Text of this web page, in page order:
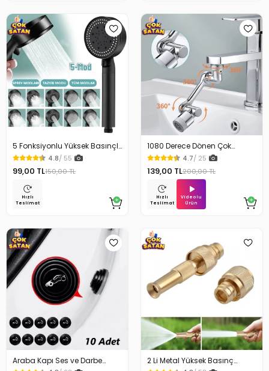
5 Fonksiyonlu Yüksek Basınçlı
Ayarlı Duş Başlığı
4.8/ 55
99,00 TL150,00 TL
Hızlı
Teslimat
1080 Derece Dönen Çok
Fonksiyonlu Musluk Başlığı
4.7/ 25
139,00 TL200,00 TL
Hızlı
Teslimat
Videolu
Ürün
Araba Kapı Ses ve Darbe
2 Li Metal Yüksek Basınç